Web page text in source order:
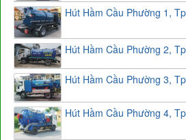
Hút Hầm Cầu Phường 1,
Hút Hầm Cầu Phường 2,
Hút Hầm Cầu Phường 3,
Hút Hầm Cầu Phường 4,